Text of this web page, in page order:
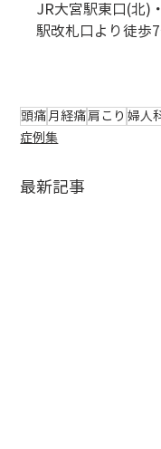
JR大宮駅東口(北)
駅改札口より徒歩
頭痛 月経痛 肩こり 婦人
症例集
最新記事